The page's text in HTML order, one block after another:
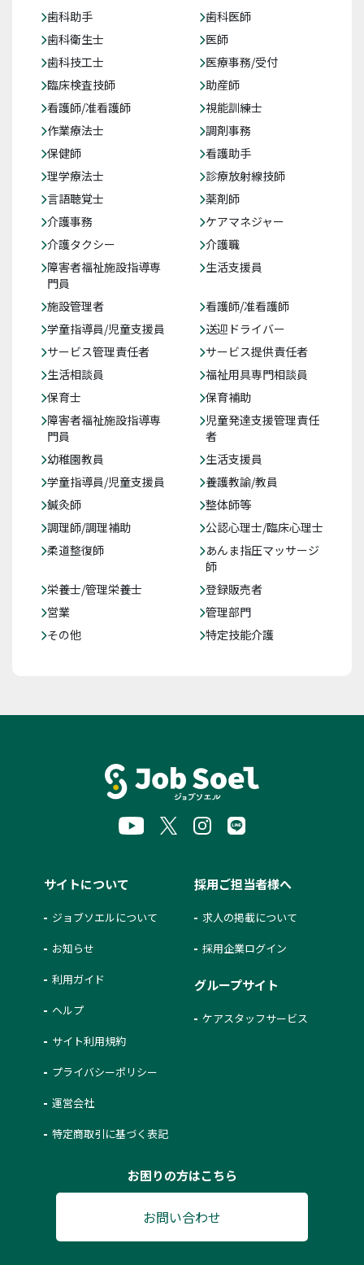
歯科助手
歯科医師
歯科衛生士
医師
歯科技工士
医療事務/受付
臨床検査技師
助産師
看護師/准看護師
視能訓練士
作業療法士
調剤事務
保健師
看護助手
理学療法士
診療放射線技師
言語聴覚士
薬剤師
介護事務
ケアマネジャー
介護タクシー
介護職
障害者福祉施設指導専
門員
生活支援員
施設管理者
看護師/准看護師
学童指導員/児童支援員
送迎ドライバー
サービス管理責任者
サービス提供責任者
生活相談員
福祉用具専門相談員
保育士
保育補助
障害者福祉施設指導専
門員
児童発達支援管理責任
者
幼稚園教員
生活支援員
学童指導員/児童支援員
養護教諭/教員
鍼灸師
整体師等
調理師/調理補助
公認心理士/臨床心理士
柔道整復師
あんま指圧マッサージ
師
栄養士/管理栄養士
登録販売者
営業
管理部門
その他
特定技能介護
サイトについて
ジョブソエルについて
お知らせ
利用ガイド
ヘルプ
サイト利用規約
プライバシーポリシー
運営会社
特定商取引に基づく表記
採用ご担当者様へ
求人の掲載について
採用企業ログイン
グループサイト
ケアスタッフサービス
お困りの方はこちら
お問い合わせ